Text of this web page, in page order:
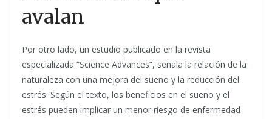
avalan
Por otro lado, un estudio publicado en la revista
especializada “Science Advances”, señala la relación de la
naturaleza con una mejora del sueño y la reducción del
estrés. Según el texto, los beneficios en el sueño y el
estrés pueden implicar un menor riesgo de enfermedad